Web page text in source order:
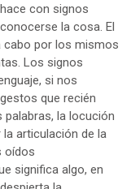
con signos
la cosa. El
cabo por los mismos
Los signos
si nos
que recién
la locución
articulación de la
oídos
significa algo, en